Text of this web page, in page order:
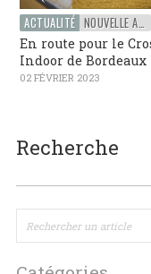
ACTUALITÉ
NOUVELLE AQUITAINE
En route pour le
Indoor de Bordeaux
02 FÉVRIER 2023
Recherche